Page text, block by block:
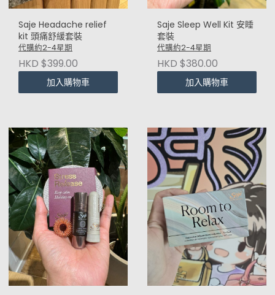
Saje Headache relief
kit 頭痛舒緩套裝
代購約2-4星期
HKD $399.00
加入購物車
Saje Sleep Well Kit 安睡
套裝
代購約2-4星期
HKD $380.00
加入購物車